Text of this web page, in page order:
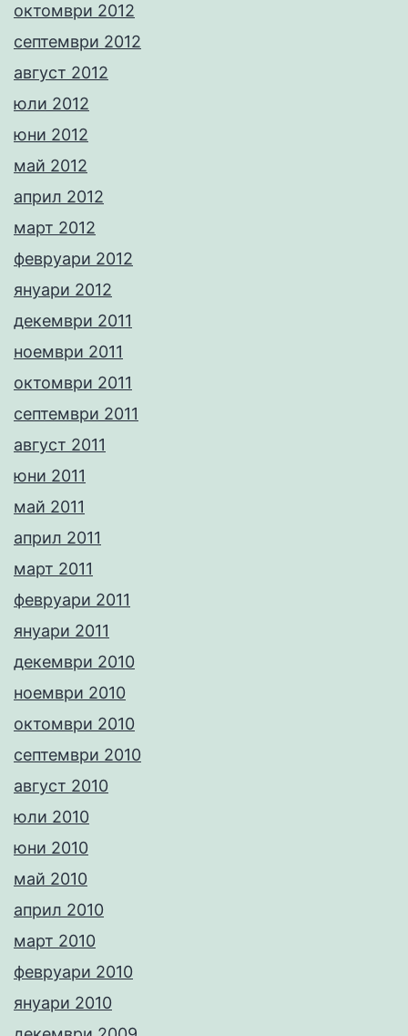
октомври 2012
септември 2012
август 2012
юли 2012
юни 2012
май 2012
април 2012
март 2012
февруари 2012
януари 2012
декември 2011
ноември 2011
октомври 2011
септември 2011
август 2011
юни 2011
май 2011
април 2011
март 2011
февруари 2011
януари 2011
декември 2010
ноември 2010
октомври 2010
септември 2010
август 2010
юли 2010
юни 2010
май 2010
април 2010
март 2010
февруари 2010
януари 2010